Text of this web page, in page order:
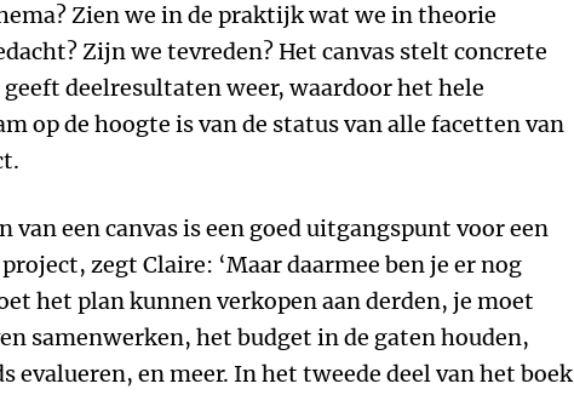
Zien we in de praktijk wat we in theorie
Zijn we tevreden? Het canvas stelt concrete
geeft deelresultaten weer, waardoor het hele
op de hoogte is van de status van alle facetten van
van een canvas is een goed uitgangspunt voor een
zegt Claire: ‘Maar daarmee ben je er nog
het plan kunnen verkopen aan derden, je moet
samenwerken, het budget in de gaten houden,
evalueren, en meer. In het tweede deel van het boek